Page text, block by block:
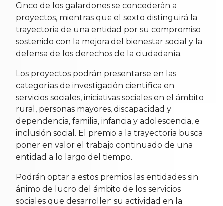
Cinco de los galardones se concederán a
proyectos, mientras que el sexto distinguirá la
trayectoria de una entidad por su compromiso
sostenido con la mejora del bienestar social y la
defensa de los derechos de la ciudadanía.
Los proyectos podrán presentarse en las
categorías de investigación científica en
servicios sociales, iniciativas sociales en el ámbito
rural, personas mayores, discapacidad y
dependencia, familia, infancia y adolescencia, e
inclusión social. El premio a la trayectoria busca
poner en valor el trabajo continuado de una
entidad a lo largo del tiempo.
Podrán optar a estos premios las entidades sin
ánimo de lucro del ámbito de los servicios
sociales que desarrollen su actividad en la